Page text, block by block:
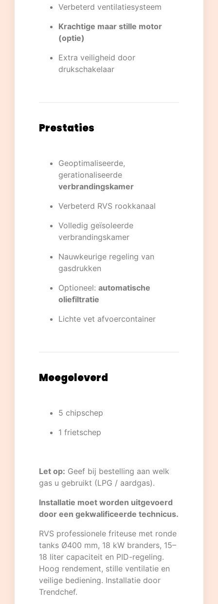
Verbeterd ventilatiesysteem
Krachtige maar stille motor
(optie)
Extra veiligheid door
drukschakelaar
Prestaties
Geoptimaliseerde,
gerationaliseerde
verbrandingskamer
Verbeterd RVS rookkanaal
Volledig geïsoleerde
verbrandingskamer
Nauwkeurige regeling van
gasdrukken
Optioneel: automatische
oliefiltratie
Lichte vet afvoercontainer
Meegeleverd
5 chipschep
1 frietschep
Let op: Geef bij bestelling aan welk
gas u gebruikt (LPG / aardgas).
Installatie moet worden uitgevoerd
door een gekwalificeerde technicus.
RVS professionele friteuse met ronde
tanks Ø400 mm, 18 kW branders, 15–
18 liter capaciteit en PID-regeling.
Hoog rendement, stille ventilatie en
veilige bediening. Installatie door
Trendchef.